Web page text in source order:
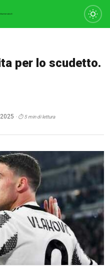
per lo scudetto.
· ⏱ 5 min di lettura